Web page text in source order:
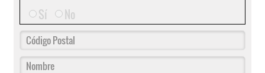
Sí No